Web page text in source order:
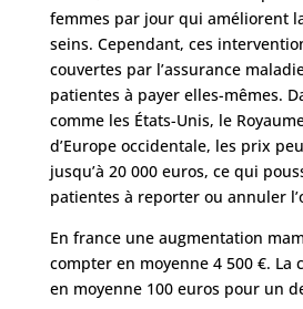
Nos
chirurgies
Obésité
chirurgiens
FAQ
femmes par jour qui améliorent
seins. Cependant, ces
couvertes par l’assurance
patientes à payer elles-mêmes.
comme les États-Unis, le
d’Europe occidentale, les prix
jusqu’à 20 000 euros, ce qui
patientes à reporter ou annuler
En france une augmentation
compter en moyenne 4 500 €. La
en moyenne 100 euros pour un